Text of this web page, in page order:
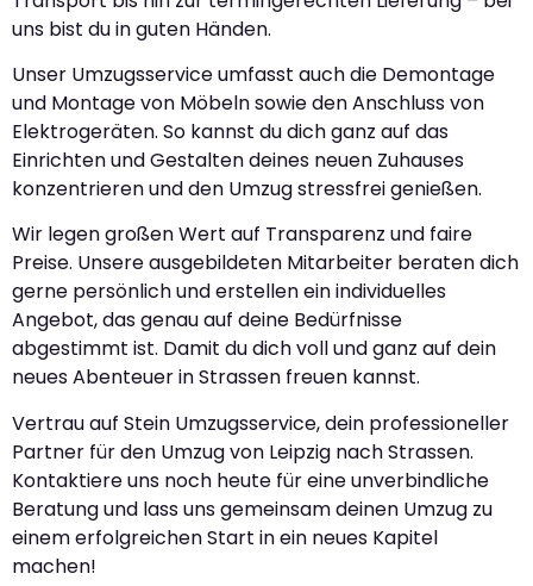
uns bist du in guten Händen.
Unser Umzugsservice umfasst auch die Demontage
und Montage von Möbeln sowie den Anschluss von
Elektrogeräten. So kannst du dich ganz auf das
Einrichten und Gestalten deines neuen Zuhauses
konzentrieren und den Umzug stressfrei genießen.
Wir legen großen Wert auf Transparenz und faire
Preise. Unsere ausgebildeten Mitarbeiter beraten dich
gerne persönlich und erstellen ein individuelles
Angebot, das genau auf deine Bedürfnisse
abgestimmt ist. Damit du dich voll und ganz auf dein
neues Abenteuer in Strassen freuen kannst.
Vertrau auf Stein Umzugsservice, dein professioneller
Partner für den Umzug von Leipzig nach Strassen.
Kontaktiere uns noch heute für eine unverbindliche
Beratung und lass uns gemeinsam deinen Umzug zu
einem erfolgreichen Start in ein neues Kapitel
machen!